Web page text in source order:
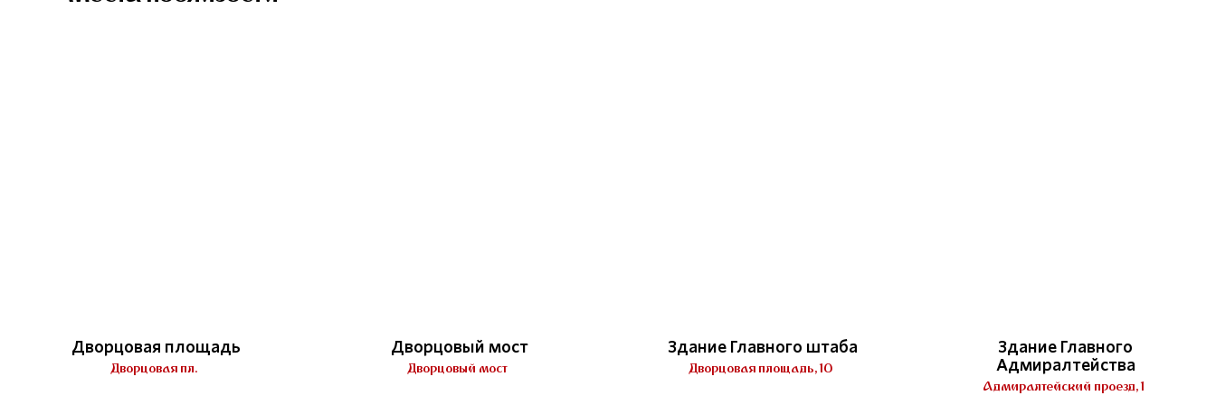
Дворцовая площадь
Дворцовая пл.
Дворцовый мост
Дворцовый мост
Здание Главного штаба
Дворцовая площадь, 10
Здание Главного
Адмиралтейства
Адмиралтейский проезд, 1